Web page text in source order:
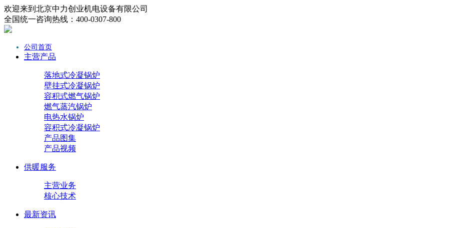
欢迎来到北京中力创业机电设备有限公司
全国统一咨询热线：400-0307-800
公司首页
主营产品
落地式冷凝锅炉
壁挂式冷凝锅炉
容积式燃气锅炉
燃气蒸汽锅炉
电热水锅炉
容积式冷凝锅炉
产品图集
产品视频
供暖服务
主营业务
核心技术
最新资讯